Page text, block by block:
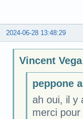
2024-06-28 13:48:29
Vincent
peppone
ah oui, il y
merci